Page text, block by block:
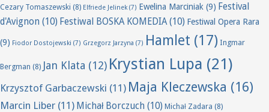
Cezary Tomaszewski (8) Elfriede Jelinek (7) Ewelina Marciniak (9) Festival
d'Avignon (10) Festiwal BOSKA KOMEDIA (10) Festiwal Opera Rara
(9) Fiodor Dostojewski (7) Grzegorz Jarzyna (7) Hamlet (17) Ingmar
Bergman (8) Jan Klata (12) Krystian Lupa (21)
Krzysztof Garbaczewski (11) Maja Kleczewska (16)
Marcin Liber (11) Michał Borczuch (10) Michał Zadara (8)